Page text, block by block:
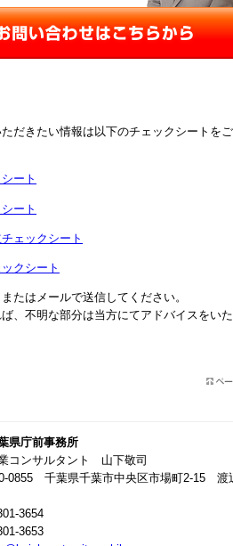
だきたい情報は以下のチェックシートを
ート
ート
ェックシート
クシート
たはメールで送信してください。
、不明な部分は当方にてアドバイスをいた
県庁前事務所
コンサルタント 山下敬司
0855 千葉県千葉市中央区市場町2-15 渡
3654
3653